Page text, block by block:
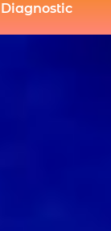
Diagnostic